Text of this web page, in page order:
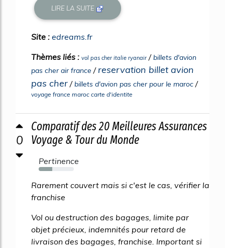
LIRE LA SUITE
Site : edreams.fr
Thèmes liés : vol pas cher italie ryanair /billets d'avion
pas cher air france / reservation billet avion
pas cher /billets d'avion pas cher pour le maroc /
voyage france maroc carte d'identite
0
Comparatif des 20 Meilleures Assurances
Voyage & Tour du Monde
Pertinence
38%
Rarement couvert mais si c'est le cas, vérifier la
franchise
Vol ou destruction des bagages, limite par
objet précieux, indemnités pour retard de
livraison des bagages, franchise. Important si